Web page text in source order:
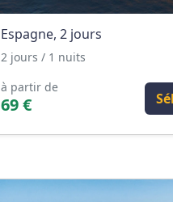
Espagne, 2 jours
2 jours / 1 nuits
à partir de
69 €